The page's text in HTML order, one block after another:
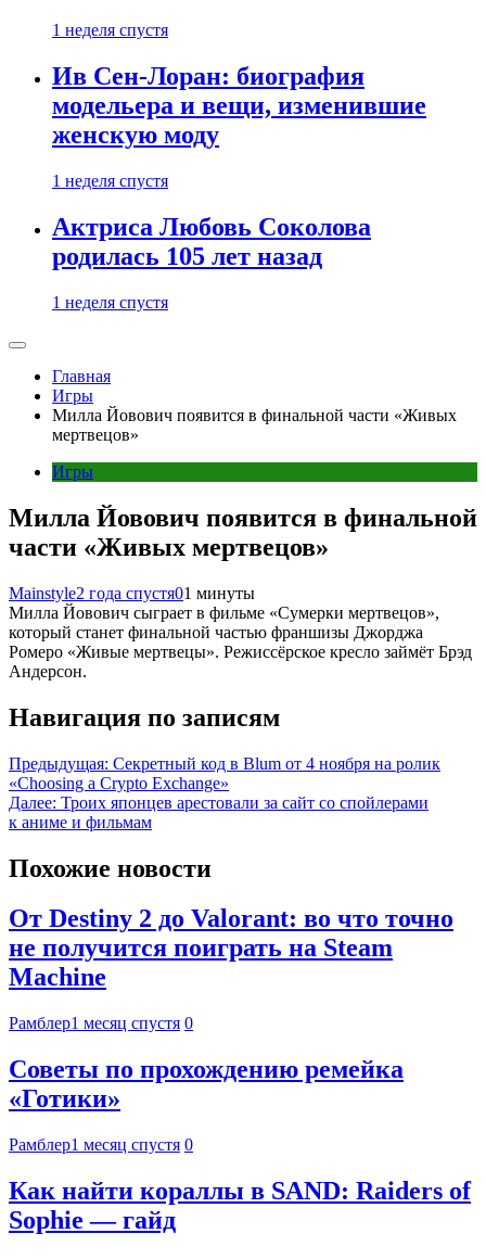
1 неделя спустя
Ив Сен-Лоран: биография
модельера и вещи, изменившие
женскую моду
1 неделя спустя
Актриса Любовь Соколова
родилась 105 лет назад
1 неделя спустя
Главная
Игры
Милла Йовович появится в финальной части «Живых
мертвецов»
Игры
Милла Йовович появится в финальной
части «Живых мертвецов»
Mainstyle2 года спустя01 минуты
Милла Йовович сыграет в фильме «Сумерки мертвецов»,
который станет финальной частью франшизы Джорджа
Ромеро «Живые мертвецы». Режиссёрское кресло займёт Брэд
Андерсон.
Навигация по записям
Предыдущая: Секретный код в Blum от 4 ноября на ролик
«Choosing a Crypto Exchange»
Далее: Троих японцев арестовали за сайт со спойлерами
к аниме и фильмам
Похожие новости
От Destiny 2 до Valorant: во что точно
не получится поиграть на Steam
Machine
Рамблер1 месяц спустя 0
Советы по прохождению ремейка
«Готики»
Рамблер1 месяц спустя 0
Как найти кораллы в SAND: Raiders of
Sophie — гайд